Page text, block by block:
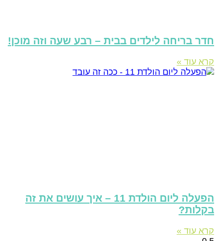
בריחה לילדים בבית – רבע שעה וזה מוכן!
עוד »
הפעלה ליום הולדת 11 – איך עושים את זה
עוד »